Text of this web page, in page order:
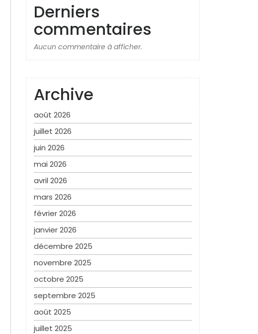
Derniers
commentaires
Aucun commentaire à afficher.
Archive
août 2026
juillet 2026
juin 2026
mai 2026
avril 2026
mars 2026
février 2026
janvier 2026
décembre 2025
novembre 2025
octobre 2025
septembre 2025
août 2025
juillet 2025